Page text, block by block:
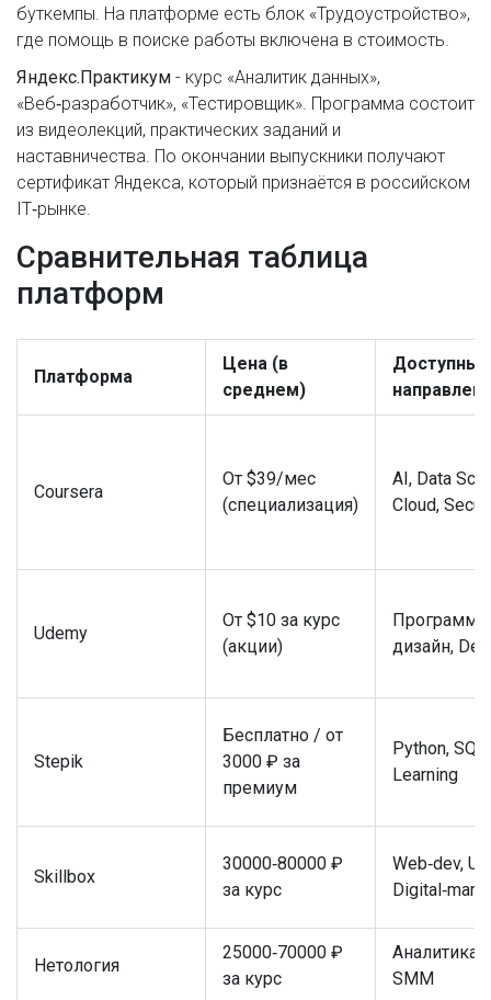
буткемпы. На платформе есть блок «Трудоустройство»,
где помощь в поиске работы включена в стоимость.
Яндекс.Практикум - курс «Аналитик данных»,
«Веб‑разработчик», «Тестировщик». Программа состоит
из видеолекций, практических заданий и
наставничества. По окончании выпускники получают
сертификат Яндекса, который признаётся в российском
IT‑рынке.
Сравнительная таблица
платформ
Платформа
Цена (в
среднем)
Доступные
Coursera
От $39/мес
(специализация)
AI, Data
Cloud,
Udemy
От $10 за курс
(акции)
дизайн,
Stepik
Бесплатно / от
3000 ₽ за
премиум
Python,
Learning
Skillbox
30000‑80000 ₽
за курс
Web‑dev,
Нетология
25000‑70000 ₽
за курс
Аналитика,
SMM